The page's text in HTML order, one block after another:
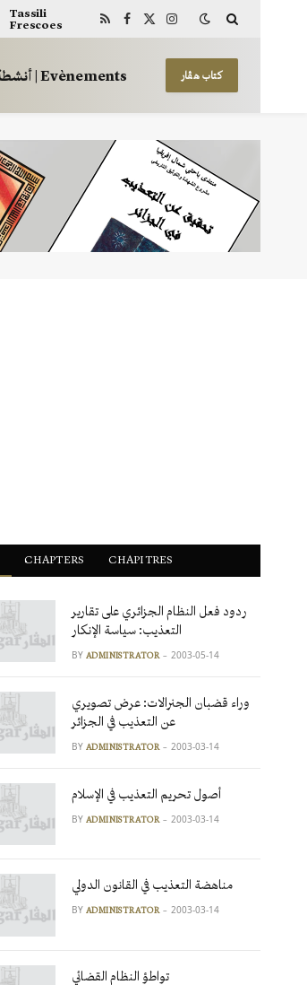
Tassili
Frescoes
RSS Facebook
X
Instagram
أنشطة | Evènements كتاب هڤار
ْCHAPTERS CHAPITRES
ردود فعل النظام الجزائري على تقارير
التعذيب: سياسة الإنكار
BY ADMINISTRATOR 2003-05-14
وراء قضبان الجنرالات: عرض تصويري
عن التعذيب في الجزائر
BY ADMINISTRATOR 2003-03-14
أصول تحريم التعذيب في الإسلام
BY ADMINISTRATOR 2003-03-14
مناهضة التعذيب في القانون الدولي
BY ADMINISTRATOR 2003-03-14
تواطؤ النظام القضائي